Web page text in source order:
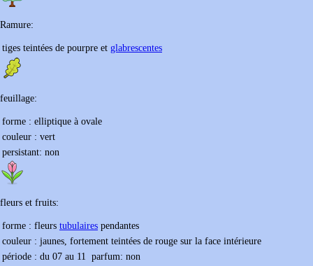
Ramure:
tiges teintées de pourpre et glabrescentes
feuillage:
forme : elliptique à ovale
couleur : vert
persistant: non
fleurs et fruits:
forme : fleurs tubulaires pendantes
couleur : jaunes, fortement teintées de rouge sur la face intérieure
période : du 07 au 11 parfum: non